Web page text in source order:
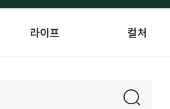
라이프 컬처